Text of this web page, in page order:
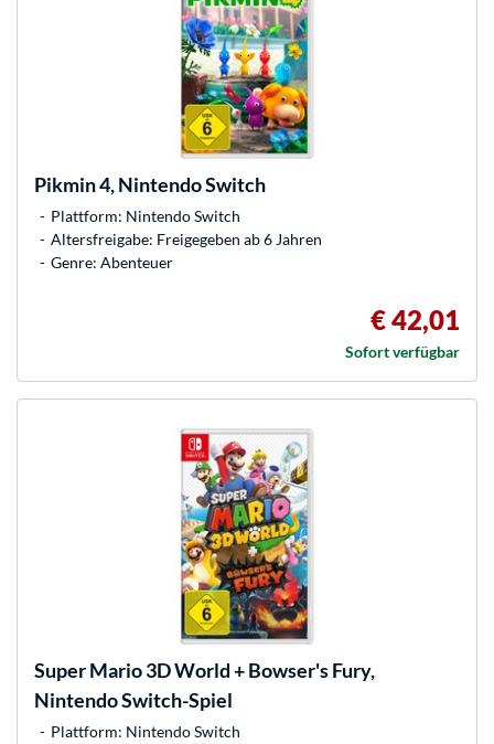
Pikmin 4, Nintendo Switch
Plattform: Nintendo Switch
Altersfreigabe: Freigegeben ab 6 Jahren
Genre: Abenteuer
€ 42,01
Sofort verfügbar
Super Mario 3D World + Bowser's Fury,
Nintendo Switch-Spiel
Plattform: Nintendo Switch